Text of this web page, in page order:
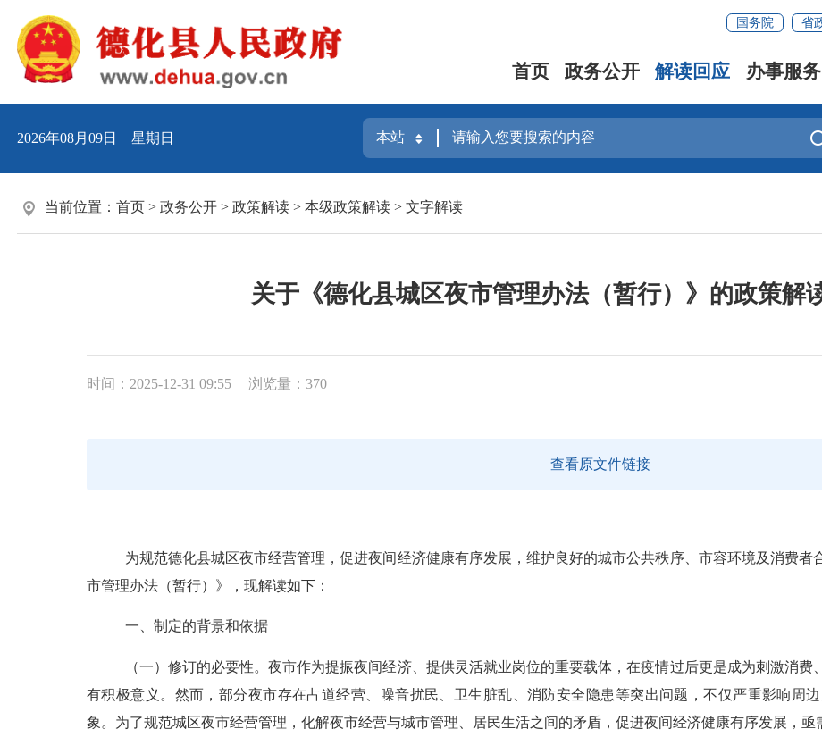
国务院 省
首页 政务公开 解读回应 办事服务
2026年08月09日 星期日
当前位置： 首页 > 政务公开 > 政策解读 > 本级政策解读 > 文字解读
关于《德化县城区夜市管理办法（暂行）》的政策解
时间：2025-12-31 09:55 浏览量： 370
查看原文件链接
为规范德化县城区夜市经营管理，促进夜间经济健康有序发展，维护良好的城市公共秩序、市容环境及消费
市管理办法（暂行）》，现解读如下：
一、 制定的背景和依据
（一）修订的必要性。夜市作为提振夜间经济、提供灵活就业岗位的重要载体，在疫情过后更是成为刺激消
有积极意义。然而，部分夜市存在占道经营、噪音扰民、卫生脏乱、消防安全隐患等突出问题，不仅严重影响周
象。为了规范城区夜市经营管理，化解夜市经营与城市管理、居民生活之间的矛盾，促进夜间经济健康有序发展，亟